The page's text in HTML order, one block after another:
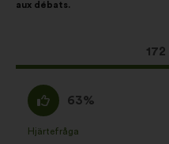
förslaget:
aux débats.
Det
här
Jag
håller
med
63%
Hjärtefråga
:gånger